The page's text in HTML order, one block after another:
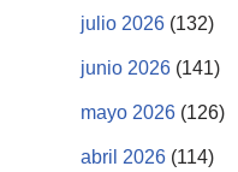
julio 2026 (132)
junio 2026 (141)
mayo 2026 (126)
abril 2026 (114)